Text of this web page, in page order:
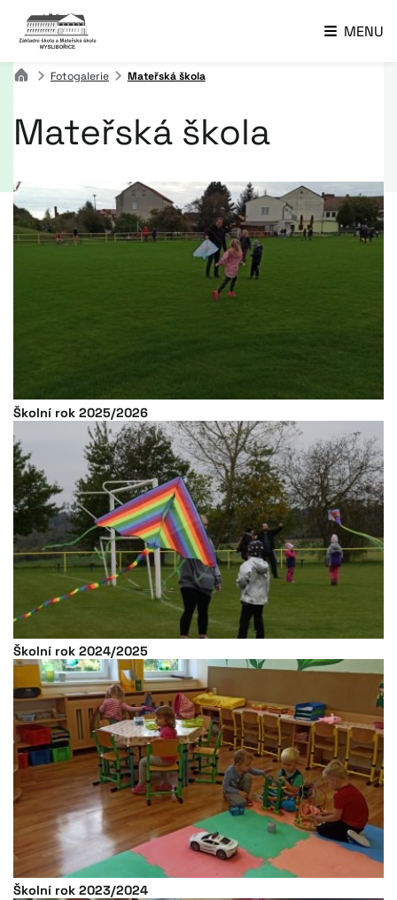
MENU
Fotogalerie Mateřská škola
Mateřská škola
Školní rok 2025/2026
Školní rok 2024/2025
Školní rok 2023/2024